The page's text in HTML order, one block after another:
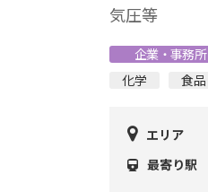
気圧等
企業・事務所
化学
食品
エリア
最寄り駅